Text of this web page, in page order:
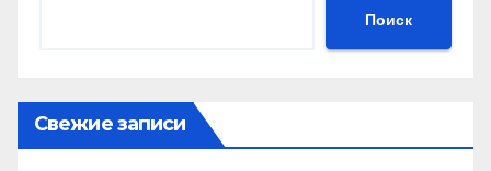
Поиск
Свежие записи